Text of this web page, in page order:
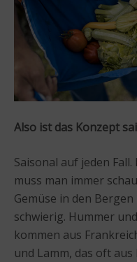
Also ist das Konzept
Saisonal auf jeden
muss man immer
Gemüse in den
schwierig. Hummer
kommen aus
und Lamm, das oft